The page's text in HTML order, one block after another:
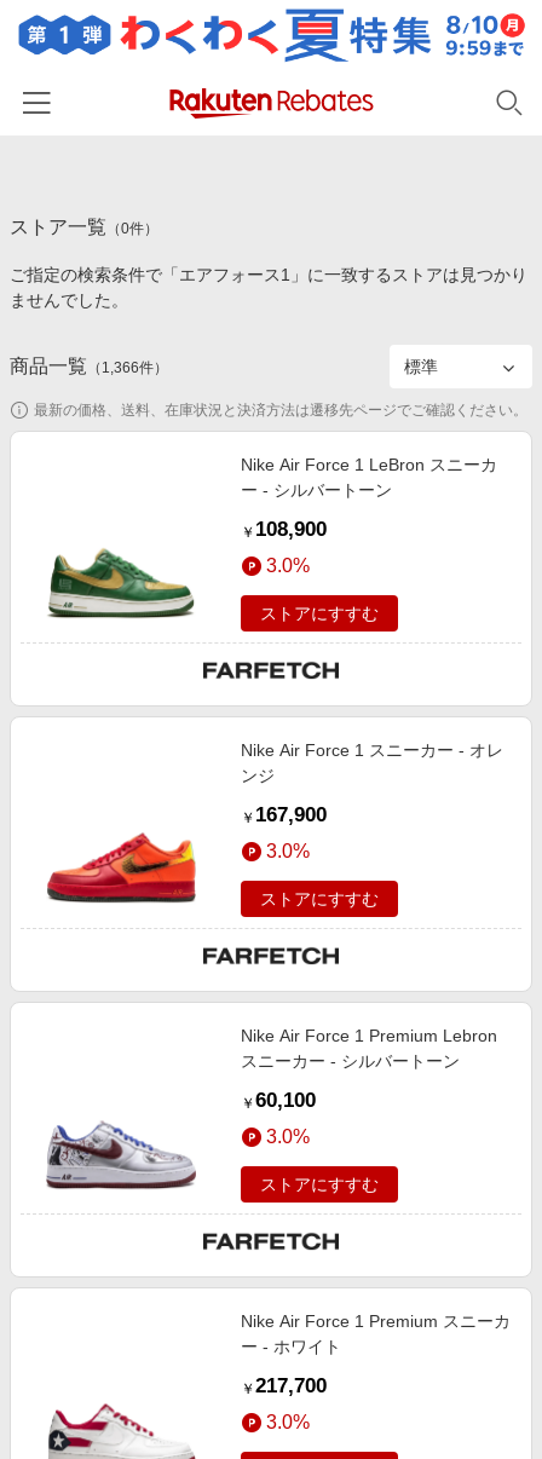
カテゴリー一覧
百貨店・総合ECモール
食品・スイーツ・お酒
コスメ・健康・医薬品
エンタメ
スポーツ・アウトドア・ゴルフ
旅行・レジャー・ホテル予約
デジタルコンテンツ
ビジネス・その他サービス
イベント一覧
初回購入者限定特典
対象ストア新規限定特典
楽天サービス特集
旅行特集
お中元特集2026
Apple公式サイト×楽天カード分割払い
ストア一覧 （0件）
ご指定の検索条件で「エアフォース1」に一致するストアは見つかり
ませんでした。
商品一覧 （ 1,366件）
最新の価格、送料、在庫状況と決済方法は遷移先ページでご確認ください。
Nike Air Force 1 LeBron スニーカ
ー - シルバートーン
￥ 108,900
3.0%
ストアにすすむ
Nike Air Force 1 スニーカー - オレ
ンジ
￥ 167,900
3.0%
ストアにすすむ
Nike Air Force 1 Premium Lebron
スニーカー - シルバートーン
￥ 60,100
3.0%
ストアにすすむ
Nike Air Force 1 Premium スニーカ
ー - ホワイト
￥ 217,700
3.0%